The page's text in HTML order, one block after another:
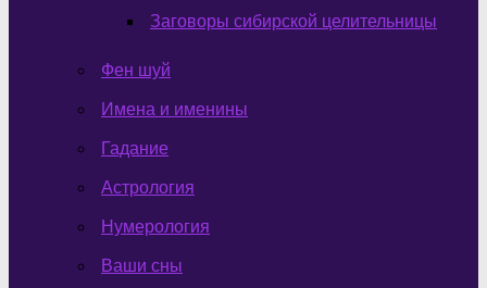
Заговоры сибирской целительницы
Фен шуй
Имена и именины
Гадание
Астрология
Нумерология
Ваши сны